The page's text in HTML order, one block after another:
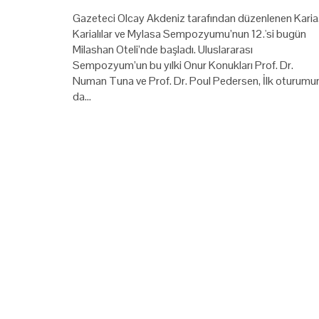
​​​​​​​Gazeteci Olcay Akdeniz tarafından düzenlenen
Karialılar ve Mylasa Sempozyumu’nun 12.'si bugün
Milashan Oteli’nde başladı. Uluslararası
Sempozyum’un bu yılki Onur Konukları Prof. Dr.
Numan Tuna ve Prof. Dr. Poul Pedersen, İlk
da…